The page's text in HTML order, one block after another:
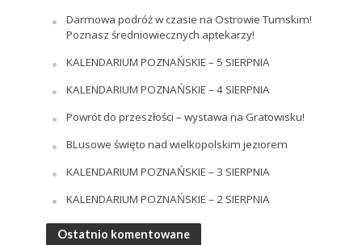
Darmowa podróż w czasie na Ostrowie Tumskim!
Poznasz średniowiecznych aptekarzy!
KALENDARIUM POZNAŃSKIE – 5 SIERPNIA
KALENDARIUM POZNAŃSKIE – 4 SIERPNIA
Powrót do przeszłości – wystawa na Gratowisku!
BLusowe święto nad wielkopolskim jeziorem
KALENDARIUM POZNAŃSKIE – 3 SIERPNIA
KALENDARIUM POZNAŃSKIE – 2 SIERPNIA
Ostatnio komentowane